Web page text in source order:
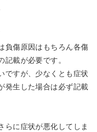
負傷原因はもちろん各傷
載が必要です。
ですが、少なくとも症状
発生した場合は必ず記載
らに症状が悪化してしま